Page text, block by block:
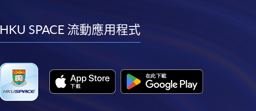
facebook
youtube
linkedininstagram
HKU SPACE 流動應用程式